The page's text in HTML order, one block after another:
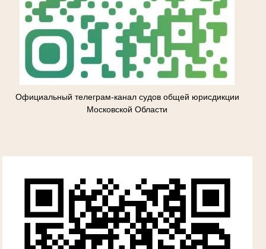
Официальный телеграм-канал судов общей юрисдикции
Московской Области